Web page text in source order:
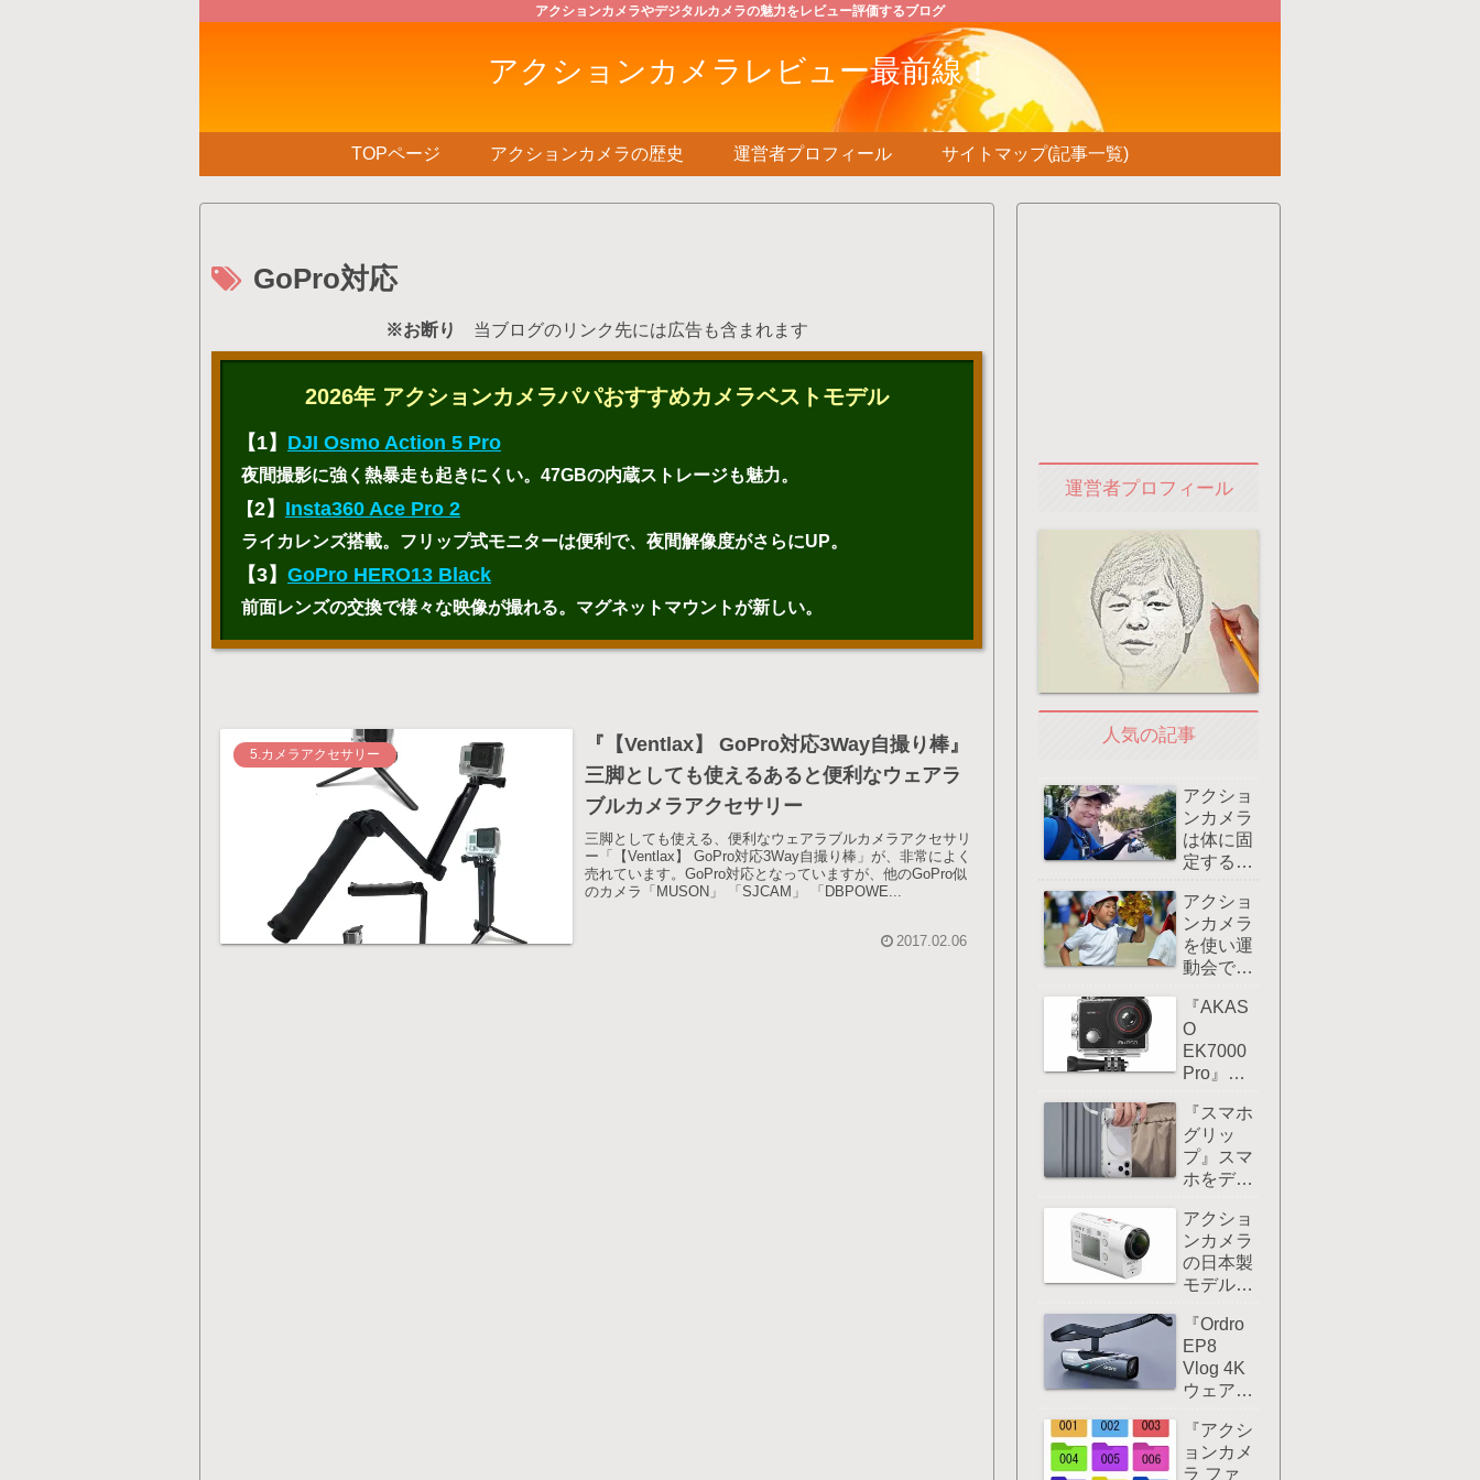
アクションカメラやデジタルカメラの魅力をレビュー評価するブログ
アクションカメラレビュー最前線！
TOPページ アクションカメラの歴史 運営者プロフィール サイトマップ(記事一覧)
GoPro対応
※お断り 当ブログのリンク先には広告も含まれます
2026年 アクションカメラパパおすすめカメラベストモデル
【1】 DJI Osmo Action 5 Pro
夜間撮影に強く熱暴走も起きにくい。47GBの内蔵ストレージも魅力。
【2】 Insta360 Ace Pro 2
ライカレンズ搭載。フリップ式モニターは便利で、夜間解像度がさらにUP。
【3】 GoPro HERO13 Black
前面レンズの交換で様々な映像が撮れる。マグネットマウントが新しい。
5.カメラアクセサリー
『【Ventlax】 GoPro対応3Way自撮り棒』
三脚としても使えるあると便利なウェアラ
ブルカメラアクセサリー
三脚としても使える、便利なウェアラブルカメラアクセサリ
ー「【Ventlax】 GoPro対応3Way自撮り棒」が、非常によく
売れています。GoPro対応となっていますが、他のGoPro似
のカメラ「MUSON」 「SJCAM」 「DBPOWE...
2017.02.06
運営者プロフィール
人気の記事
アクショ
ンカメラ
は体に固
定すると
えてグッ
ド：おす
すめはマ
グネット
ト！
アクショ
ンカメラ
を使い運
動会でズ
するなら
ハンディ
カメ
ラ/Vlog
方がおす
すめ！
『AKAS
O
EK7000
Pro』レ
アクショ
ンカメラ
を安くコ
スパ重視
ら選択肢
としてア
リだ！
『スマホ
グリッ
プ』スマ
ホをデジ
いに使い
たいなら
こんなア
クセサリ
とグー！
アクショ
ンカメラ
の日本製
モデルは
らすでに
製造が終
了してし
まってい
『Ordro
EP8
Vlog 4K
ウェアブ
』レビュ
ー：EP7
『アクシ
ョンカメ
ラ ファ